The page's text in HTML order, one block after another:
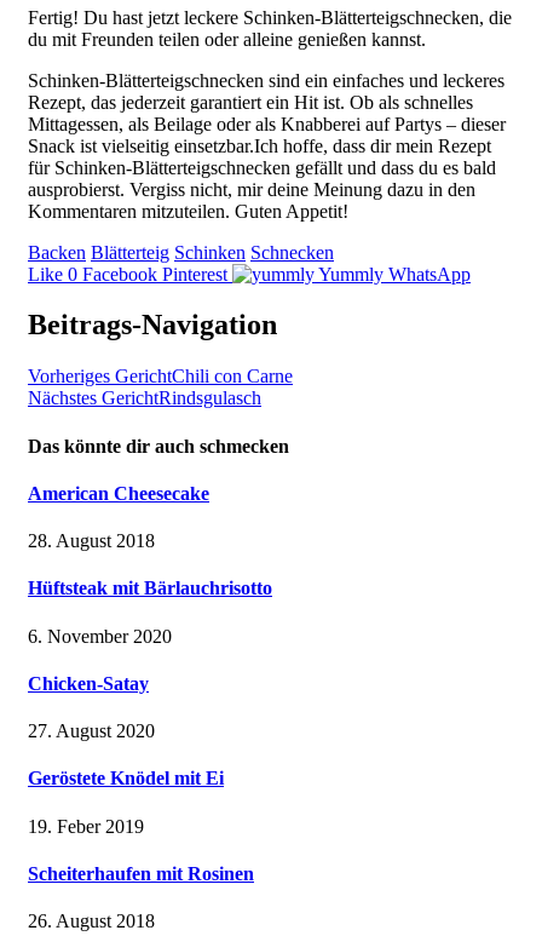
Fertig! Du hast jetzt leckere Schinken-Blätterteigschnecken, die
du mit Freunden teilen oder alleine genießen kannst.
Schinken-Blätterteigschnecken sind ein einfaches und leckeres
Rezept, das jederzeit garantiert ein Hit ist. Ob als schnelles
Mittagessen, als Beilage oder als Knabberei auf Partys – dieser
Snack ist vielseitig einsetzbar.Ich hoffe, dass dir mein Rezept
für Schinken-Blätterteigschnecken gefällt und dass du es bald
ausprobierst. Vergiss nicht, mir deine Meinung dazu in den
Kommentaren mitzuteilen. Guten Appetit!
Backen Blätterteig Schinken Schnecken
Like 0 Facebook Pinterest Yummly WhatsApp
Beitrags-Navigation
Vorheriges GerichtChili con Carne
Nächstes GerichtRindsgulasch
Das könnte dir auch schmecken
American Cheesecake
28. August 2018
Hüftsteak mit Bärlauchrisotto
6. November 2020
Chicken-Satay
27. August 2020
Geröstete Knödel mit Ei
19. Feber 2019
Scheiterhaufen mit Rosinen
26. August 2018